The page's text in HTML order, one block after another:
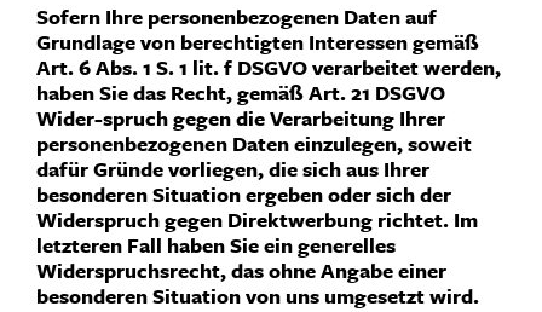
Sofern Ihre personenbezogenen Daten auf
Grundlage von berechtigten Interessen gemäß
Art. 6 Abs. 1 S. 1 lit. f DSGVO verarbeitet werden,
haben Sie das Recht, gemäß Art. 21 DSGVO
Wider-spruch gegen die Verarbeitung Ihrer
personenbezogenen Daten einzulegen, soweit
dafür Gründe vorliegen, die sich aus Ihrer
besonderen Situation ergeben oder sich der
Widerspruch gegen Direktwerbung richtet. Im
letzteren Fall haben Sie ein generelles
Widerspruchsrecht, das ohne Angabe einer
besonderen Situation von uns umgesetzt wird.